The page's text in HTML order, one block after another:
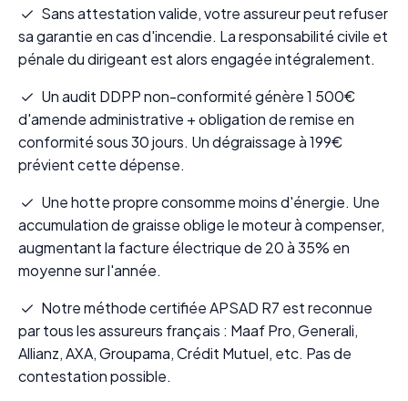
Sans attestation valide, votre assureur peut refuser
sa garantie en cas d'incendie. La responsabilité civile et
pénale du dirigeant est alors engagée intégralement.
Un audit DDPP non-conformité génère 1 500€
d'amende administrative + obligation de remise en
conformité sous 30 jours. Un dégraissage à 199€
prévient cette dépense.
Une hotte propre consomme moins d'énergie. Une
accumulation de graisse oblige le moteur à compenser,
augmentant la facture électrique de 20 à 35% en
moyenne sur l'année.
Notre méthode certifiée APSAD R7 est reconnue
par tous les assureurs français : Maaf Pro, Generali,
Allianz, AXA, Groupama, Crédit Mutuel, etc. Pas de
contestation possible.